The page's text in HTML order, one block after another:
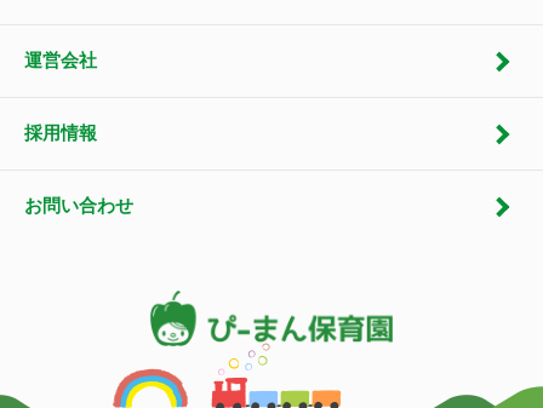
運営会社
採用情報
お問い合わせ